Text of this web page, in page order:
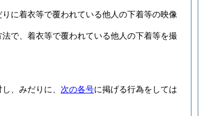
に着衣等で覆われている他人の下着等の映像
で、着衣等で覆われている他人の下着等を撮
、みだりに、 次の各号に掲げる行為をしては